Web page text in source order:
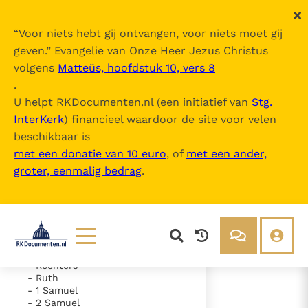
“Voor niets hebt gij ontvangen, voor niets moet gij
geven.” Evangelie van Onze Heer Jezus Christus
volgens Matteüs, hoofdstuk 10, vers 8
.
U helpt RKDocumenten.nl (een initiatief van Stg.
InterKerk) financieel waardoor de site voor velen
beschikbaar is
met een donatie van 10 euro, of met een ander,
groter, eenmalig bedrag.
Lezen
Documenten
Over ons
De Bijbel
Inhoudsopgave
uitklappen
- Oude Testament
- Exodus
- Numeri
- Deuteronomium
- Rechters
- Ruth
- 1 Samuel
- 2 Samuel
- Hoofdstuk 34